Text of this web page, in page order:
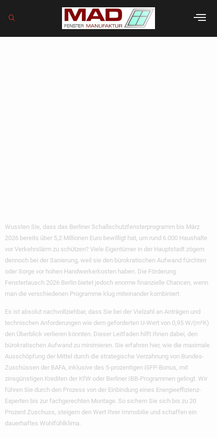
Wussten Sie, dass das Berliner Schallschutzfensterprogramm bis März
2026 bereits über 5,2 Millionen Euro bewilligt hat, um rund 6.000 Haushalte
vor Verkehrslärm zu schützen? Viele Eigentümer in der Hauptstadt zögern
dennoch bei der Sanierung, weil sie den bürokratischen Aufwand fürchten
oder Sorge vor hohen Handwerkerkosten haben. Die Förderung
Fenstertausch 2026 Berlin bietet jedoch enorme finanzielle Chancen, wenn
man die verschiedenen Programme klug miteinander kombiniert.
Es ist absolut nachvollziehbar, dass Sie bei der Vielzahl an Anträgen und
technischen Anforderungen wie dem geforderten U-Wert von 0,95 W/(m²K)
den Überblick verlieren könnten. Dieser Leitfaden hilft Ihnen dabei, den
bürokratischen Aufwand zu minimieren. Sie erfahren hier, wie die maximale
Ausschöpfung der Mittel durch die strategische Verzahnung von Bundes-
Zuschüssen der BAFA, inklusive des 5-prozentigen iSFP-Bonus, mit
zinsgünstigen Krediten der KfW oder Berliner IBB-Programmen gelingt. Wir
führen Sie durch den Prozess von der Einbindung eines Energieeffizienz-
Experten bis zur fachgerechten Montage. So sichern Sie sich bis zu 20
Prozent Zuschuss, steigern den Wert Ihrer Immobilie und schaffen ein
dauerhaftes Wohlfühlklima.